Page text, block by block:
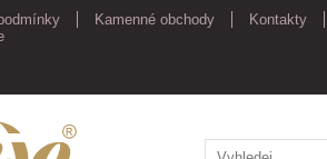
Kamenné obchody
Kontakty